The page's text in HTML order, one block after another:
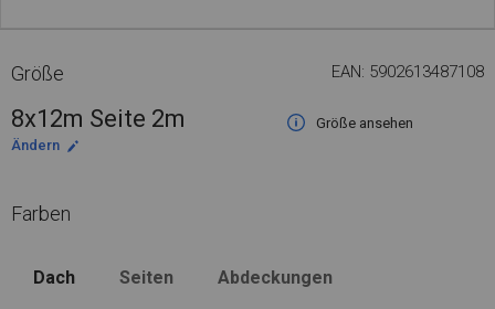
Größe EAN: 5902613487108
8x12m Seite 2m
Größe ansehen
Ändern
Farben
Dach Seiten Abdeckungen